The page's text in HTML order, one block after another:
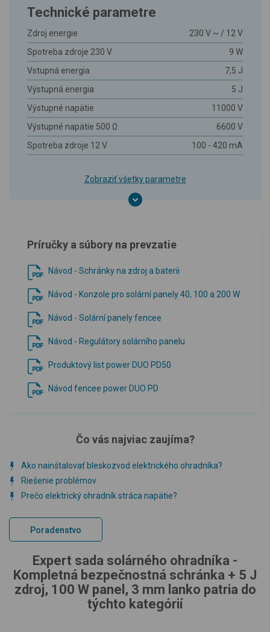
Technické parametre
Zdroj energie
230 V ~ / 12 V
Spotreba zdroje 230 V
9 W
Vstupná energia
7,5 J
Výstupná energia
5 J
Výstupné napätie
11000 V
Výstupné napätie 500 Ω
6600 V
Spotreba zdroje 12 V
100 - 420 mA
Zobraziť všetky parametre
Príručky a súbory na prevzatie
Návod - Schránky na zdroj a baterii
Návod - Konzole pro solární panely 40, 100 a 200 W
Návod - Solární panely fencee
Návod - Regulátory solárního panelu
Produktový list power DUO PD50
Návod fencee power DUO PD
Čo vás najviac zaujíma?
Ako nainštalovať bleskozvod elektrického ohradníka?
Riešenie problémov
Prečo elektrický ohradník stráca napätie?
Poradenstvo
Expert sada solárného ohradníka -
Kompletná bezpečnostná schránka + 5 J
zdroj, 100 W panel, 3 mm lanko patria do
týchto kategórií